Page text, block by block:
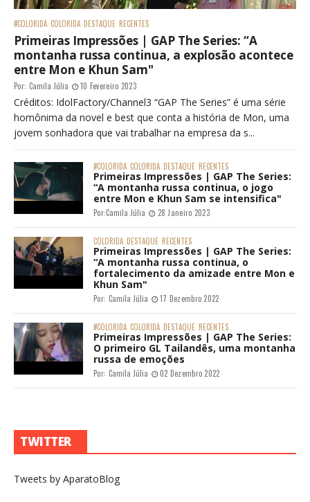
#COLORIDA COLORIDA DESTAQUE RECENTES
Primeiras Impressões | GAP The Series: “A
montanha russa continua, a explosão acontece
entre Mon e Khun Sam"
Por: Camila Júlia 10 Fevereiro 2023
Créditos: IdolFactory/Channel3 “GAP The Series” é uma série
homônima da novel e best que conta a história de Mon, uma
jovem sonhadora que vai trabalhar na empresa da s...
#COLORIDA COLORIDA DESTAQUE RECENTES
Primeiras Impressões | GAP The Series:
“A montanha russa continua, o jogo
entre Mon e Khun Sam se intensifica"
Por:Camila Júlia 28 Janeiro 2023
COLORIDA DESTAQUE RECENTES
Primeiras Impressões | GAP The Series:
“A montanha russa continua, o
fortalecimento da amizade entre Mon e
Khun Sam"
Por: Camila Júlia 17 Dezembro 2022
#COLORIDA COLORIDA DESTAQUE RECENTES
Primeiras Impressões | GAP The Series:
O primeiro GL Tailandês, uma montanha
russa de emoções
Por: Camila Júlia 02 Dezembro 2022
TWITTER
Tweets by AparatoBlog